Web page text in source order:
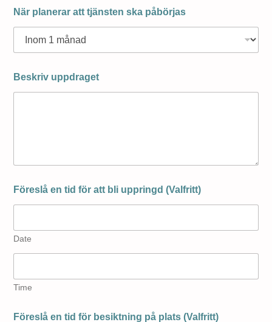
När planerar att tjänsten ska påbörjas
Beskriv uppdraget
Föreslå en tid för att bli uppringd (Valfritt)
Date
Time
Föreslå en tid för besiktning på plats (Valfritt)